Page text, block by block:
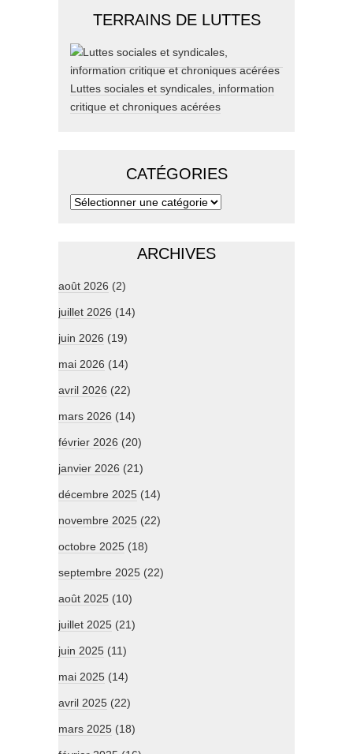
TERRAINS DE LUTTES
Luttes sociales et syndicales, information
critique et chroniques acérées
CATÉGORIES
ARCHIVES
août 2026 (2)
juillet 2026 (14)
juin 2026 (19)
mai 2026 (14)
avril 2026 (22)
mars 2026 (14)
février 2026 (20)
janvier 2026 (21)
décembre 2025 (14)
novembre 2025 (22)
octobre 2025 (18)
septembre 2025 (22)
août 2025 (10)
juillet 2025 (21)
juin 2025 (11)
mai 2025 (14)
avril 2025 (22)
mars 2025 (18)